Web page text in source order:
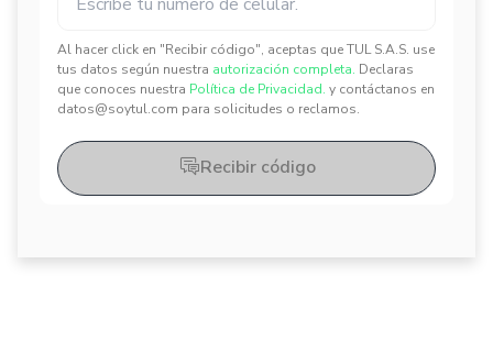
Al hacer click en "Recibir código", aceptas que TUL S.A.S. use
tus datos según nuestra autorización completa. Declaras
que conoces nuestra Política de Privacidad. y contáctanos en
datos@soytul.com para solicitudes o reclamos.
✕
✕
Recibir código